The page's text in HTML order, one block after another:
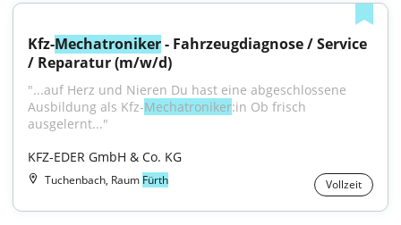
Kfz-Mechatroniker - Fahrzeugdiagnose / Service
/ Reparatur (m/w/d)
"...auf Herz und Nieren Du hast eine abgeschlossene
Ausbildung als Kfz-Mechatroniker:in Ob frisch
ausgelernt..."
KFZ-EDER GmbH & Co. KG
Tuchenbach, Raum Fürth Vollzeit